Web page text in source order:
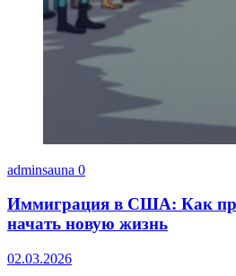
adminsauna 0
Иммиграция в США: Как
начать новую жизнь
02.03.2026